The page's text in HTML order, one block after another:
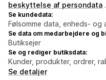
beskyttelse af persondata .
Se kundedata:
Følsomme data, enheds- og
Se data om medarbejdere og
Butiksejer
Se og rediger butiksdata:
Kunder, produkter, ordrer,
Se detaljer